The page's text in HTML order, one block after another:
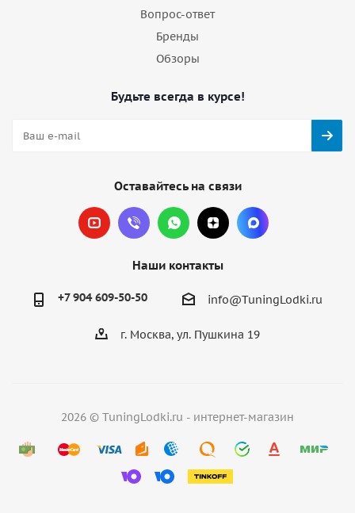
Вопрос-ответ
Бренды
Обзоры
Будьте всегда в курсе!
Оставайтесь на связи
Наши контакты
+7 904 609-50-50 info@TuningLodki.ru
г. Москва, ул. Пушкина 19
2026 © TuningLodki.ru - интернет-магазин